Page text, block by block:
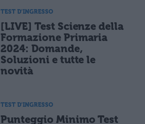
TEST D'INGRESSO
[LIVE] Test Scienze della
Formazione Primaria
2024: Domande,
Soluzioni e tutte le
novità
TEST D'INGRESSO
Punteggio Minimo Test